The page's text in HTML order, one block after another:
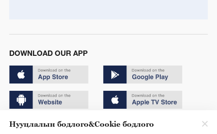
DOWNLOAD OUR APP
Copyright © 2024 CGTN.
Нууцлалын бодлого&Cookie бодлого